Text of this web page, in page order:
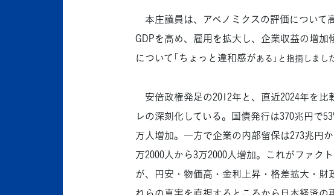
本庄議員は、アベノミクスの評価について
GDPを高め、雇用を拡大し、企業収益の増加
について「ちょっと違和感がある」と指摘しまし
安倍政権発足の2012年と、直近2024年を比
レの深刻化している。国債発行は370兆円で
万人増加。一方で企業の内部留保は273兆円
万2000人から3万2000人増加。これがファク
が、円安・物価高・金利上昇・格差拡大・財